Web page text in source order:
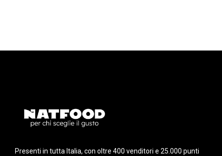
Presenti in tutta Italia, con oltre 400 venditori e 25.000 punti